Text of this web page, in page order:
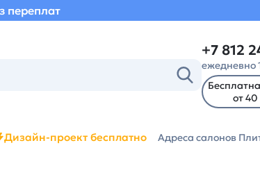
переплат
+7 812
ежедневно
от
Дизайн-проект бесплатно Адреса салонов